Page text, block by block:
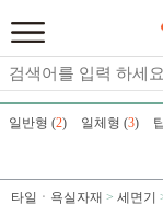
일반형 (2) 일체형 (3)
타일ㆍ욕실자재 > 세면기